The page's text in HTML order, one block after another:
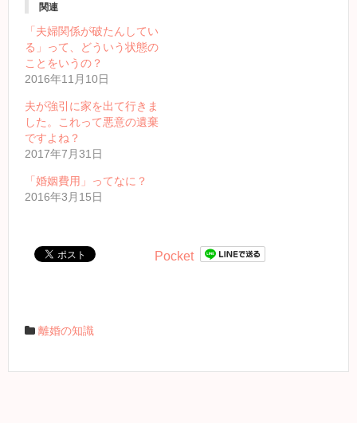
関連
「夫婦関係が破たんしてい
る」って、どういう状態の
ことをいうの？
2016年11月10日
夫が強引に家を出て行きま
した。これって悪意の遺棄
ですよね？
2017年7月31日
「婚姻費用」ってなに？
2016年3月15日
Pocket
離婚の知識